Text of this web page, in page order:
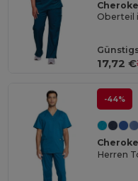
Oberteil
17,72 €
-44%
Herren